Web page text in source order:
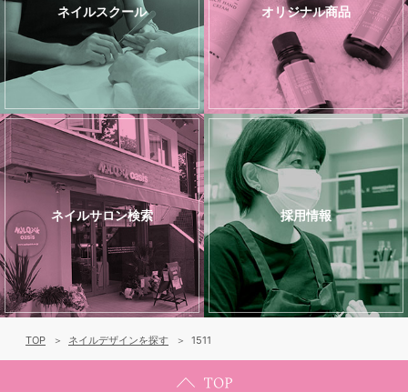
ネイルスクール オリジナル商品
ネイルサロン検索 採用情報
TOP ネイルデザインを探す 1511